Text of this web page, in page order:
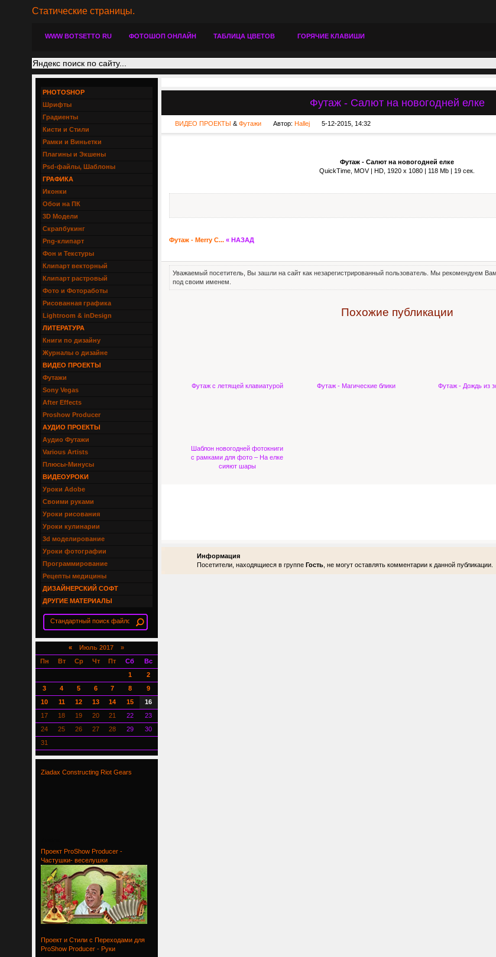
Статические страницы.
WWW BOTSETTO RU ФОТОШОП ОНЛАЙН ТАБЛИЦА ЦВЕТОВ ГОРЯЧИЕ КЛАВИШИ
Футаж - Салют на новогодней елке
ВИДЕО ПРОЕКТЫ & Футажи Автор: Hallej 5-12-2015, 14:32
Футаж - Салют на новогодней елке
QuickTime, MOV | HD, 1920 x 1080 | 118 Mb | 19 сек.
Футаж - Merry C... « НАЗАД
Уважаемый посетитель, Вы зашли на сайт как незарегистрированный пользователь. Мы рекомендуем
под своим именем.
Похожие публикации
Футаж с летящей клавиатурой Футаж - Магические блики Футаж - Дождь из
Шаблон новогодней фотокниги
с рамками для фото – На елке
сияют шары
Информация
Посетители, находящиеся в группе Гость, не могут оставлять комментарии к данной публикации.
PHOTOSHOP
Шрифты
Градиенты
Кисти и Стили
Рамки и Виньетки
Плагины и Экшены
Psd-файлы, Шаблоны
ГРАФИКА
Иконки
Обои на ПК
3D Модели
Скрапбукинг
Png-клипарт
Фон и Текстуры
Клипарт векторный
Клипарт растровый
Фото и Фотоработы
Рисованная графика
Lightroom & inDesign
ЛИТЕРАТУРА
Книги по дизайну
Журналы о дизайне
ВИДЕО ПРОЕКТЫ
Футажи
Sony Vegas
After Effects
Proshow Producer
АУДИО ПРОЕКТЫ
Аудио Футажи
Various Artists
Плюсы-Минусы
ВИДЕОУРОКИ
Уроки Adobe
Своими руками
Уроки рисования
Уроки кулинарии
3d моделирование
Уроки фотографии
Программирование
Рецепты медицины
ДИЗАЙНЕРСКИЙ СОФТ
ДРУГИЕ МАТЕРИАЛЫ
« Июль 2017 »
Пн
Вт Ср Чт Пт Сб
Вс
1
2
3
4 5 6 7 8
9
10
11 12 13 14 15
16
17
18 19 20 21 22
23
24
25 26 27 28 29
30
31
Ziadax Constructing Riot Gears
Проект ProShow Producer -
Частушки- веселушки
Проект и Стили с Переходами для
ProShow Producer - Руки